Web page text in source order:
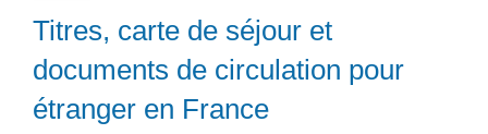
Titres, carte de séjour et
documents de circulation pour
étranger en France